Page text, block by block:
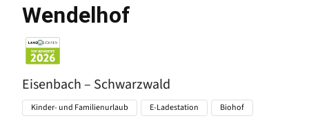
Wendelhof
Eisenbach – Schwarzwald
Kinder- und Familienurlaub E-Ladestation Biohof